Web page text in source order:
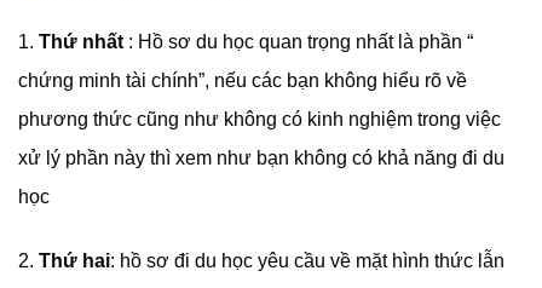
1. Thứ nhất : Hồ sơ du học quan trọng nhất là phần “
chứng minh tài chính”, nếu các bạn không hiểu rõ về
phương thức cũng như không có kinh nghiệm trong việc
xử lý phần này thì xem như bạn không có khả năng đi du
học
2. Thứ hai: hồ sơ đi du học yêu cầu về mặt hình thức lẫn